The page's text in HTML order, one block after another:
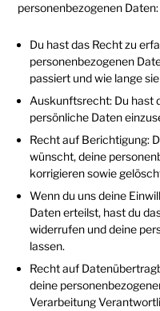
personenbezogenen Daten:
Du hast das Recht zu
personenbezogenen
passiert und wie lange
Auskunftsrecht: Du hast
persönliche Daten
Recht auf Berichtigung:
wünscht, deine
korrigieren sowie
Wenn du uns deine
Daten erteilst, hast du
widerrufen und deine
lassen.
Recht auf
deine
Verarbeitung